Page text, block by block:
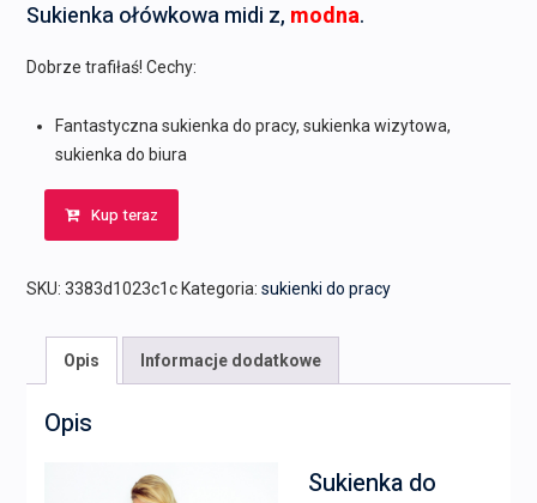
Sukienka ołówkowa midi z, modna.
Dobrze trafiłaś! Cechy:
Fantastyczna sukienka do pracy, sukienka wizytowa,
sukienka do biura
Kup teraz
SKU: 3383d1023c1c Kategoria: sukienki do pracy
Opis Informacje dodatkowe
Opis
Sukienka do